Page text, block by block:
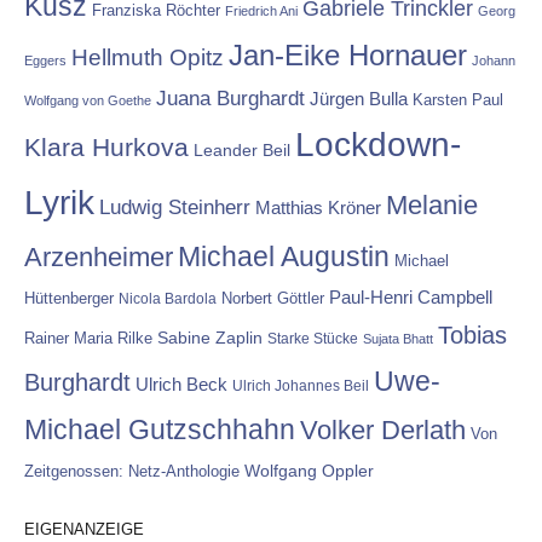
Franziska Röchter Friedrich Ani Gabriele Trinckler Georg
Eggers Hellmuth Opitz Jan-Eike Hornauer Johann
Wolfgang von Goethe Juana Burghardt Jürgen Bulla Karsten Paul
Klara Hurkova Leander Beil Lockdown-
Lyrik Ludwig Steinherr Matthias Kröner Melanie
Arzenheimer Michael Augustin Michael
Hüttenberger Nicola Bardola Norbert Göttler Paul-Henri Campbell
Rainer Maria Rilke Sabine Zaplin Starke Stücke Sujata Bhatt Tobias
Burghardt Ulrich Beck Ulrich Johannes Beil Uwe-
Michael Gutzschhahn Volker Derlath Von
Zeitgenossen: Netz-Anthologie Wolfgang Oppler
EIGENANZEIGE